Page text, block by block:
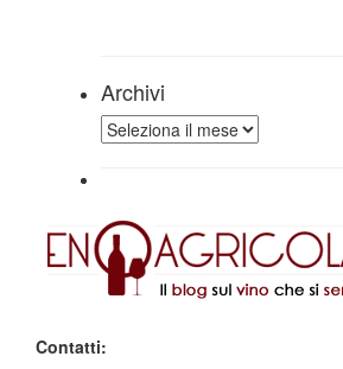
Archivi
Archivi
Contatti: